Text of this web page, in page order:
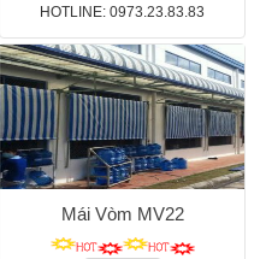
HOTLINE: 0973.23.83.83
Mái Vòm MV22